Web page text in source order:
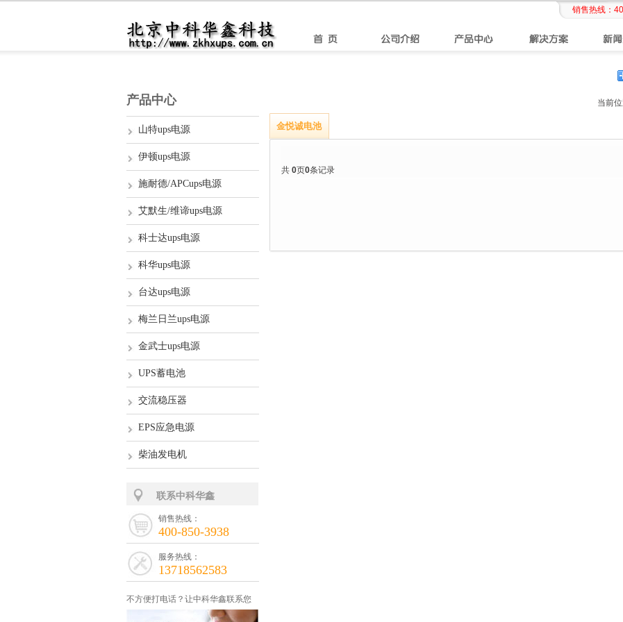
销售热线：
产品中心
山特ups电源
伊顿ups电源
施耐德/APCups电源
艾默生/维谛ups电源
科士达ups电源
科华ups电源
台达ups电源
梅兰日兰ups电源
金武士ups电源
UPS蓄电池
交流稳压器
EPS应急电源
柴油发电机
联系中科华鑫
销售热线：
400-850-3938
服务热线：
13718562583
不方便打电话？让中科华鑫联系您
当前位
金悦诚电池
共 0页0条记录